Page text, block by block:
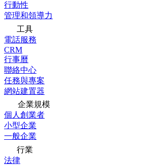
行動性
管理和領導力
工具
電話服務
CRM
行事曆
聯絡中心
任務與專案
網站建置器
企業規模
個人創業者
小型企業
一般企業
行業
法律